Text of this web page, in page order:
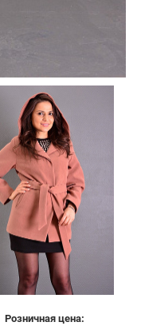
Розничная цена: